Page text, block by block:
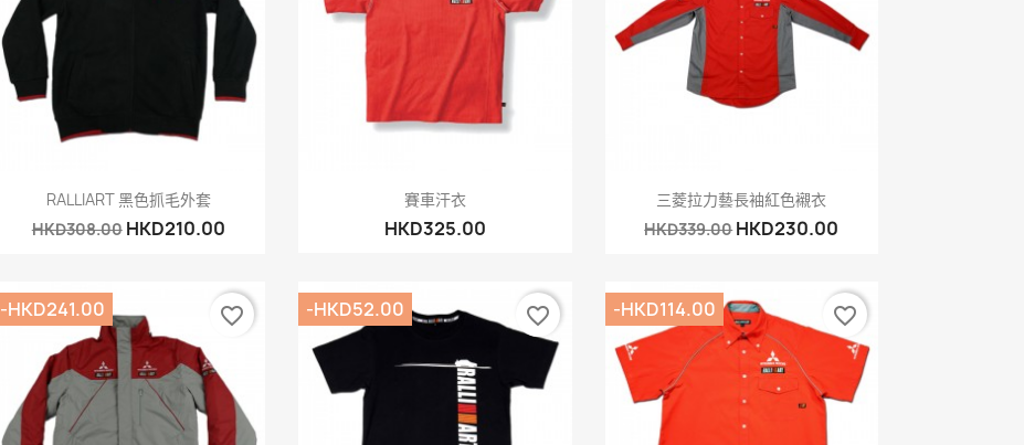
快速查看
RALLIART 黑色抓毛外套
HKD308.00 HKD210.00
快速查看
賽車汗衣
HKD325.00
快速查看
三菱拉力藝長袖紅色襯衣
HKD339.00HKD230.00
-HKD241.00 favorite_border -HKD52.00 favorite_border -HKD114.00 favorite_border